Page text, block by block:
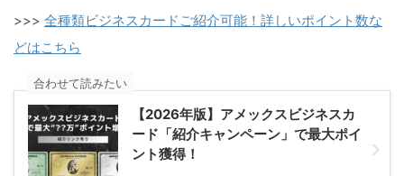
>>> 全種類ビジネスカードご紹介可能！詳しいポイント数な
どはこちら
【2026年版】アメックスビジネスカ
ード「紹介キャンペーン」で最大ポイ
ント獲得！
合わせて読みたい